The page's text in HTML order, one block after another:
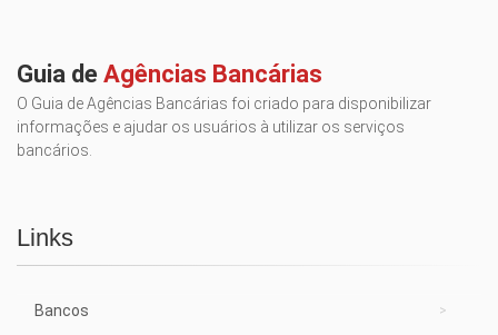
Guia de Agências Bancárias
O Guia de Agências Bancárias foi criado para disponibilizar
informações e ajudar os usuários à utilizar os serviços
bancários.
Links
Bancos